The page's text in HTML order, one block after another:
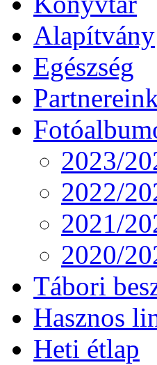
Alapítvány
Egészség
2023/
2022/
2021/
2020/
Tábori
Hasznos
Heti étlap